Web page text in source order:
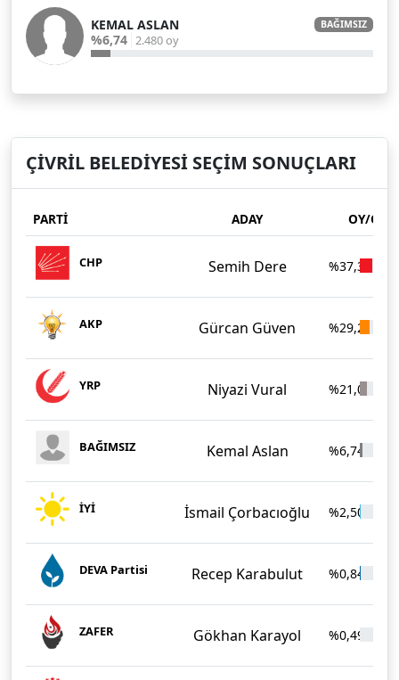
KEMAL ASLAN BAĞIMSIZ
%6,74 2.480 oy
ÇİVRİL BELEDİYESİ SEÇİM SONUÇLARI
PARTİ ADAY OY/
CHP Semih Dere %37,36
AKP Gürcan Güven %29,27
YRP Niyazi Vural %21,02
BAĞIMSIZ Kemal Aslan %6,74
İYİ İsmail Çorbacıoğlu %2,50
DEVA Partisi Recep Karabulut %0,84
ZAFER Gökhan Karayol %0,49